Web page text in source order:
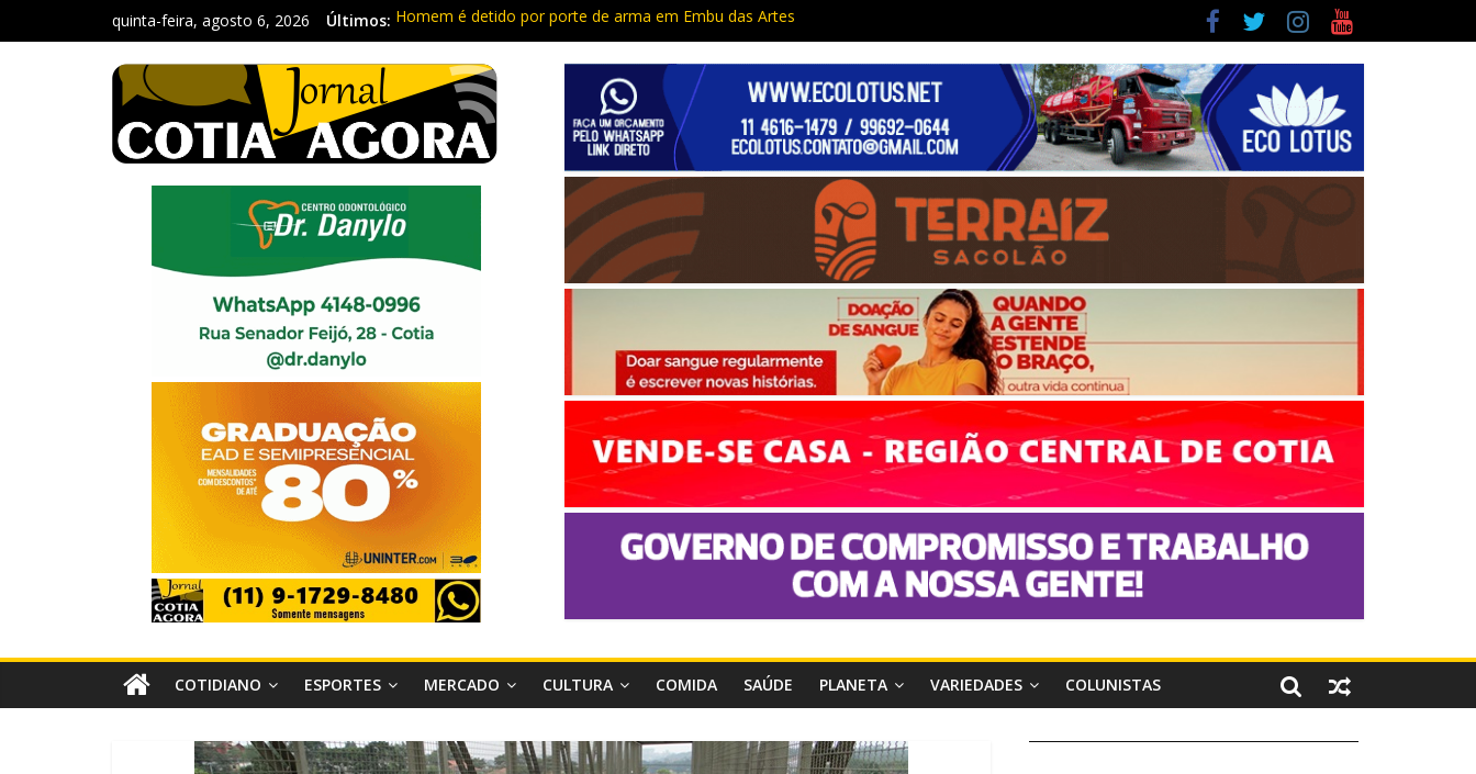
quinta-feira, agosto 6, 2026 Últimos: Homem é detido por porte de arma em Embu das Artes
Carretas da Capacitação trazem cursos gratuitos para Cotia e Vargem Grande
Traficante é preso com quase 400 porções de drogas no Jardim Rosemeire
Radares de Cotia vão passar por manutenção e vias serão interditadas
PM prende homem com grande quantidade de entorpecentes em Itapevi
COTIDIANO ESPORTES MERCADO CULTURA COMIDA SAÚDE PLANETA VARIEDADES COLUNISTAS